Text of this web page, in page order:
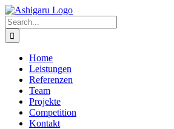
Skip
to
content
Search
for:
Home
Leistungen
Referenzen
Team
Projekte
Competition
Kontakt